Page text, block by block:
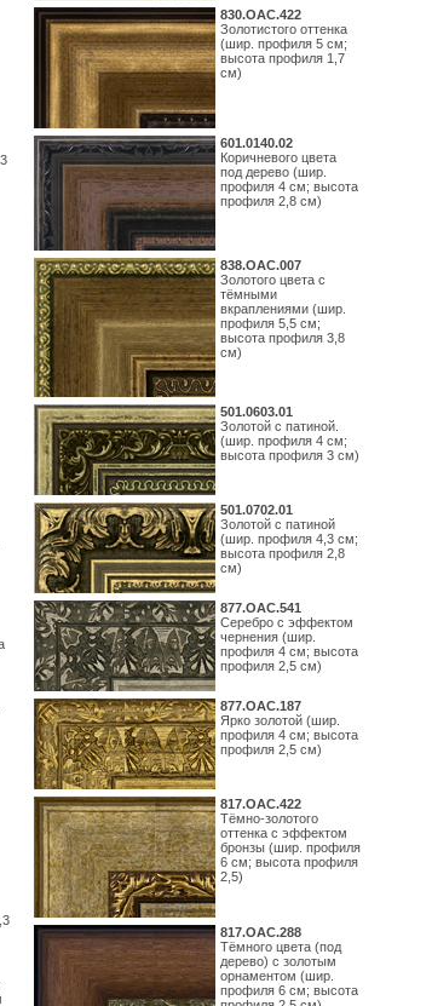
830.ОАС.422
Золотистого оттенка
(шир. профиля 5 см;
высота профиля 1,7
см)
601.0140.02
Коричневого цвета
под дерево (шир.
профиля 4 см; высота
профиля 2,8 см)
838.ОАС.007
Золотого цвета с
тёмными
вкраплениями (шир.
профиля 5,5 см;
высота профиля 3,8
см)
501.0603.01
Золотой с патиной.
(шир. профиля 4 см;
высота профиля 3 см)
501.0702.01
Золотой с патиной
(шир. профиля 4,3 см;
высота профиля 2,8
см)
877.ОАС.541
Серебро с эффектом
чернения (шир.
профиля 4 см; высота
профиля 2,5 см)
877.ОАС.187
Ярко золотой (шир.
профиля 4 см; высота
профиля 2,5 см)
817.ОАС.422
Тёмно-золотого
оттенка с эффектом
бронзы (шир. профиля
6 см; высота профиля
2,5)
817.ОАС.288
Тёмного цвета (под
дерево) с золотым
орнаментом (шир.
профиля 6 см; высота